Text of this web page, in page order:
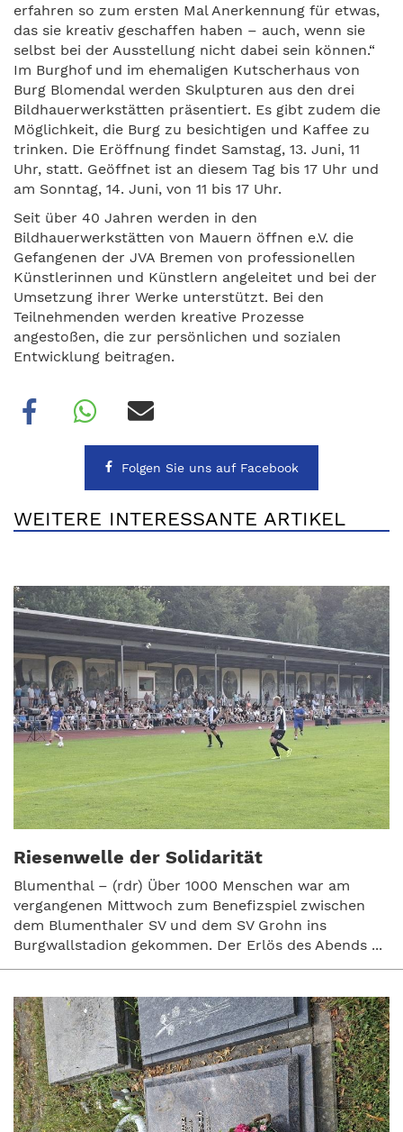
erfahren so zum ersten Mal Anerkennung für etwas,
das sie kreativ geschaffen haben – auch, wenn sie
selbst bei der Ausstellung nicht dabei sein können.“
Im Burghof und im ehemaligen Kutscherhaus von
Burg Blomendal werden Skulpturen aus den drei
Bildhauerwerkstätten präsentiert. Es gibt zudem die
Möglichkeit, die Burg zu besichtigen und Kaffee zu
trinken. Die Eröffnung findet Samstag, 13. Juni, 11
Uhr, statt. Geöffnet ist an diesem Tag bis 17 Uhr und
am Sonntag, 14. Juni, von 11 bis 17 Uhr.
Seit über 40 Jahren werden in den
Bildhauerwerkstätten von Mauern öffnen e.V. die
Gefangenen der JVA Bremen von professionellen
Künstlerinnen und Künstlern angeleitet und bei der
Umsetzung ihrer Werke unterstützt. Bei den
Teilnehmenden werden kreative Prozesse
angestoßen, die zur persönlichen und sozialen
Entwicklung beitragen.
Folgen Sie uns auf Facebook
WEITERE INTERESSANTE ARTIKEL
Riesenwelle der Solidarität
Blumenthal – (rdr) Über 1000 Menschen war am
vergangenen Mittwoch zum Benefizspiel zwischen
dem Blumenthaler SV und dem SV Grohn ins
Burgwallstadion gekommen. Der Erlös des Abends ...